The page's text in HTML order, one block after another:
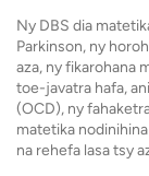
Ny DBS dia
Parkinson, ny
aza, ny fikarohana
toe-javatra hafa,
(OCD), ny
matetika
na rehefa lasa tsy